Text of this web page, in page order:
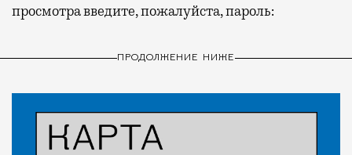
просмотра введите, пожалуйста, пароль:
ПРОДОЛЖЕНИЕ НИЖЕ